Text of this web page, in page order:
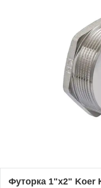
Футорка 1"x2" Koer